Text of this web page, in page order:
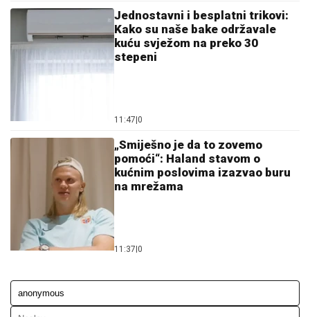
Jednostavni i besplatni trikovi:
Kako su naše bake održavale
kuću svježom na preko 30
stepeni
11:47 0
„Smiješno je da to zovemo
pomoći“: Haland stavom o
kućnim poslovima izazvao buru
na mrežama
11:37 0